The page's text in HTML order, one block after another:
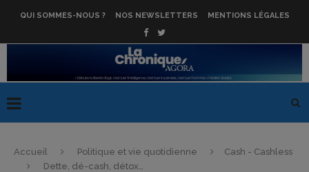
QUI SOMMES-NOUS ? NOS NEWSLETTERS MENTIONS LÉGALES
Accueil Politique et vie quotidienne
Cash - Cashless
Dette, dé-cash, détox…